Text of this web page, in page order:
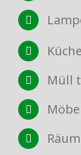
Müll